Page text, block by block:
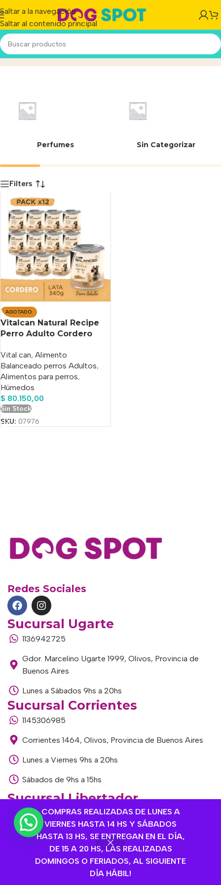
COMPRAS REALIZADAS DE LUNES A
VIERNES HASTA 14 HS Y SÁBADOS
HASTA 13 HS, SE ENTREGAN EN EL DÍA,
DE 15 A 20 HS, LAS REALIZADAS
DOMINGOS O FERIADOS, AL SIGUIENTE
DÍA HÁBIL!
Saltar a la navegación
Saltar al contenido principal
24-154/AInicio/Producto
Perfumes Sin Categorizar
Filters
AGOTADO
Vitalcan Natural Recipe
Perro Adulto Cordero
Vital can, Alimento
Balanceado perros Adultos,
Alimentos para perros,
Húmedos
$ 80.150,00
Sin Stock
SKU: 07976
Redes Sociales
Sucursal Ugarte
1136942725
Gdor. Marcelino Ugarte 1999, Olivos, Provincia de
Buenos Aires
Lunes a Sábados 9hs a 20hs
Sucursal Corrientes
1145306985
Corrientes 1464, Olivos, Provincia de Buenos Aires
Lunes a Viernes 9hs a 20hs
Sábados de 9hs a 15hs
Sucursal Libertador
1168893524
Av. del Libertador 1915, Vte. López, Provincia de
Buenos Aires
Lunes a Viernes de 9hs a 13hs / 16hs a 20hs